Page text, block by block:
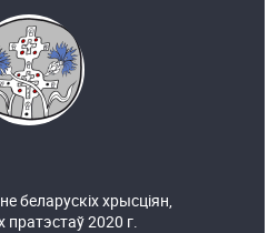
беларускіх хрысціян,
пратэстаў 2020 г.